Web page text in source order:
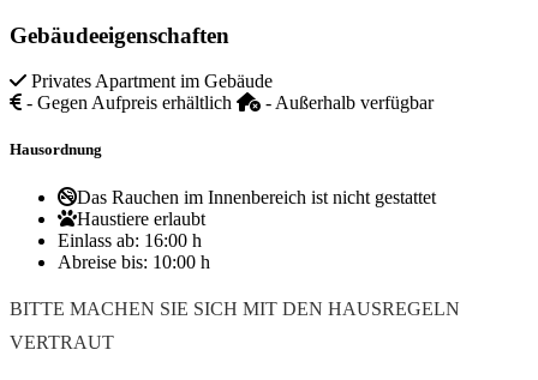
Gebäudeeigenschaften
Privates Apartment im Gebäude
- Gegen Aufpreis erhältlich
- Außerhalb verfügbar
Hausordnung
Das Rauchen im Innenbereich ist nicht gestattet
Haustiere erlaubt
Einlass ab: 16:00 h
Abreise bis: 10:00 h
BITTE MACHEN SIE SICH MIT DEN HAUSREGELN
VERTRAUT